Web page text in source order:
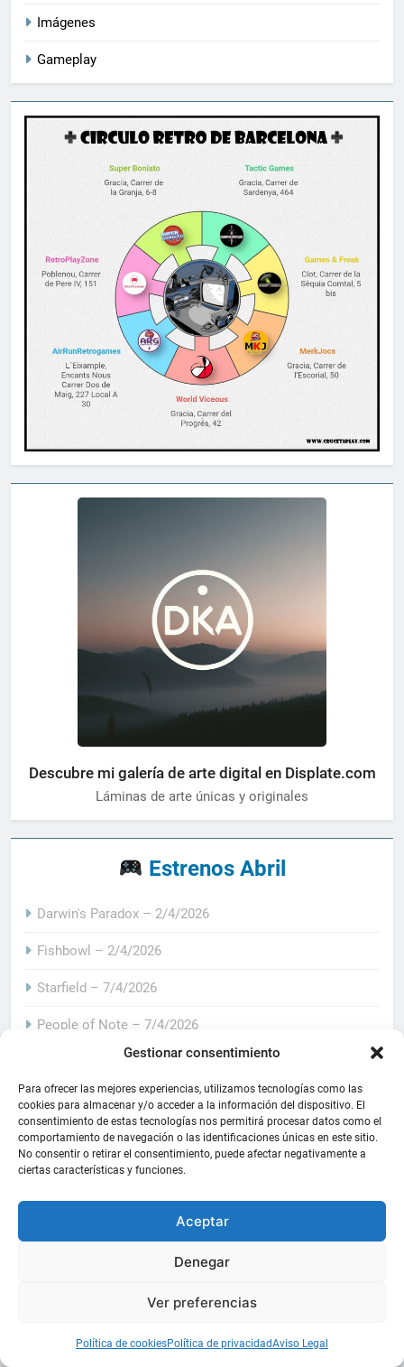
Gestionar consentimiento
Para ofrecer las mejores experiencias, utilizamos tecnologías como las
cookies para almacenar y/o acceder a la información del dispositivo. El
consentimiento de estas tecnologías nos permitirá procesar datos como el
comportamiento de navegación o las identificaciones únicas en este sitio.
No consentir o retirar el consentimiento, puede afectar negativamente a
ciertas características y funciones.
Aceptar
Denegar
Ver preferencias
Política de cookiesPolítica de privacidadAviso Legal
Imágenes
Gameplay
Descubre mi galería de arte digital en Displate.com
Láminas de arte únicas y originales
Estrenos Abril
Darwin's Paradox – 2/4/2026
Fishbowl – 2/4/2026
Starfield – 7/4/2026
People of Note – 7/4/2026
Pokémon Champions – 8/4/2026
A Planet Full of Cats – 9/4/2026
Tiny Bookshop – 10/4/2026
Replaced – 14/4/2026
Cthulhu: The Cosmic Abyss – 16/4/2026